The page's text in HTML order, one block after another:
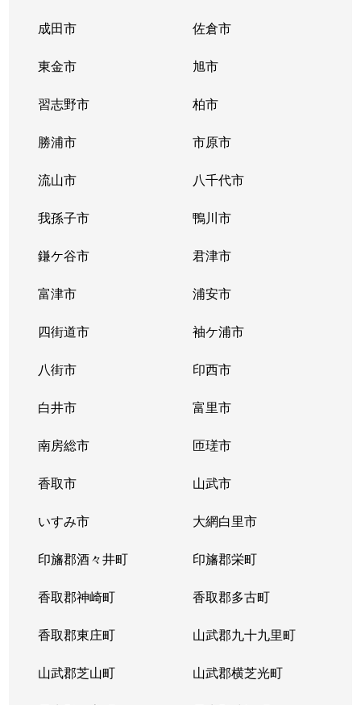
成田市 佐倉市
東金市 旭市
習志野市 柏市
勝浦市 市原市
流山市 八千代市
我孫子市 鴨川市
鎌ケ谷市 君津市
富津市 浦安市
四街道市 袖ケ浦市
八街市 印西市
白井市 富里市
南房総市 匝瑳市
香取市 山武市
いすみ市 大網白里市
印旛郡酒々井町 印旛郡栄町
香取郡神崎町 香取郡多古町
香取郡東庄町 山武郡九十九里町
山武郡芝山町 山武郡横芝光町